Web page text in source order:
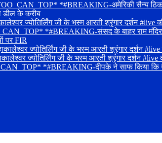
*#BREAKING-अमेरिकी सैन्य ठिकाने
डील के करीब
ज्योतिर्लिंग जी के भस्म आरती श्रृंगार दर्शन
*#BREAKING-संसद के बाहर राम मंदिर
पर FIR
ज्योतिर्लिंग जी के भस्म आरती श्रृंगार दर्शन #live
ज्योतिर्लिंग जी के भस्म आरती श्रृंगार दर्शन #live
*#BREAKING-दीपके ने साफ किया कि